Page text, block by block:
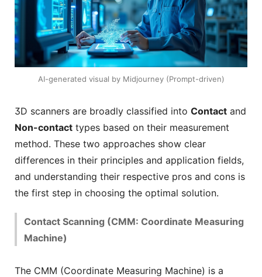
AI-generated visual by Midjourney (Prompt-driven)
3D scanners are broadly classified into Contact and
Non-contact types based on their measurement
method. These two approaches show clear
differences in their principles and application fields,
and understanding their respective pros and cons is
the first step in choosing the optimal solution.
Contact Scanning (CMM: Coordinate Measuring
Machine)
The CMM (Coordinate Measuring Machine) is a